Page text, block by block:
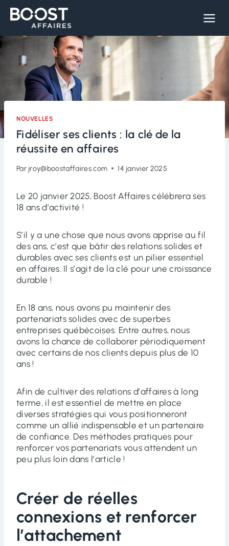
Skip
NOUVELLES
Fidéliser ses clients : la clé de la
réussite en affaires
Par jroy@boostaffaires.com 14 janvier 2025
Le 20 janvier 2025, Boost Affaires célébrera ses
18 ans d’activité !
S’il y a une chose que nous avons apprise au fil
des ans, c’est que bâtir des relations solides et
durables avec ses clients est un pilier essentiel
en affaires. Il s’agit de la clé pour une croissance
durable !
En 18 ans, nous avons pu maintenir des
partenariats solides avec de superbes
entreprises québécoises. Entre autres, nous
avons la chance de collaborer périodiquement
avec certains de nos clients depuis plus de 10
ans !
Afin de cultiver des relations d’affaires à long
terme, il est essentiel de mettre en place
diverses stratégies qui vous positionneront
comme un allié indispensable et un partenaire
de confiance. Des méthodes pratiques pour
renforcer vos partenariats vous attendent un
peu plus loin dans l’article !
Créer de réelles
connexions et renforcer
l’attachement